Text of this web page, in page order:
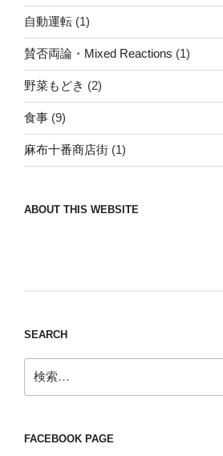
自動運転 (1)
賛否両論・Mixed Reactions (1)
野菜もどき (2)
食事 (9)
麻布十番商店街 (1)
ABOUT THIS WEBSITE
SEARCH
索:
FACEBOOK PAGE